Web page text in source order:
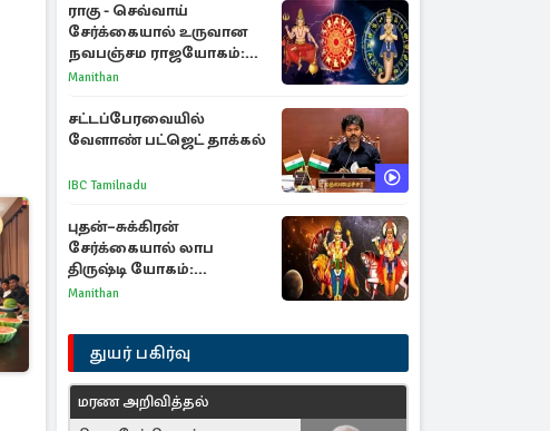
ராகு - செவ்வாய்
சேர்க்கையால் உருவான
நவபஞ்சம ராஜயோகம்:
அதிர்ஷ்டம் பெறும் 3
Manithan
சட்டப்பேரவையில்
வேளாண் பட்ஜெட் தாக்கல்
IBC Tamilnadu
புதன்–சுக்கிரன்
சேர்க்கையால் லாப
திருஷ்டி யோகம்:
அதிர்ஷ்டம் பெறும் டாப் 3
Manithan
துயர் பகிர்வு
மரண அறிவித்தல்